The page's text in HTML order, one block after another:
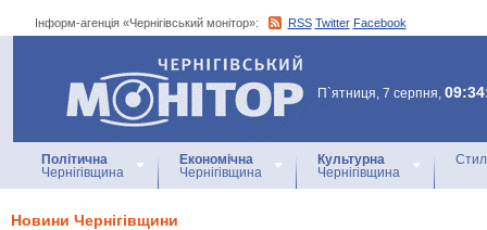
Інформ-агенція «Чернігівський монітор»: RSS Twitter Facebook
Інформ-агенція
«Чернігівський монітор»
П`ятниця, 7 серпня,
Політична
Чернігівщина
Економічна
Чернігівщина
Культурна
Чернігівщина
Новини Чернігівщини